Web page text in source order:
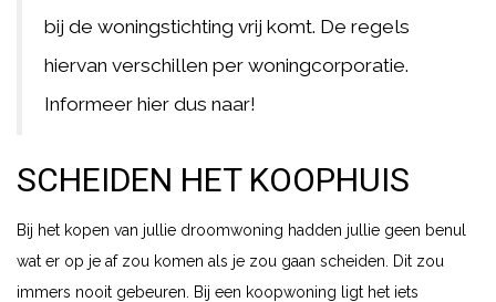
bij de woningstichting vrij komt. De regels
hiervan verschillen per woningcorporatie.
Informeer hier dus naar!
SCHEIDEN HET KOOPHUIS
Bij het kopen van jullie droomwoning hadden jullie geen benul
wat er op je af zou komen als je zou gaan scheiden. Dit zou
immers nooit gebeuren. Bij een koopwoning ligt het iets